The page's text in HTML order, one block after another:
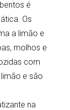
é
Os
a limão e
molhos e
com
e são
na